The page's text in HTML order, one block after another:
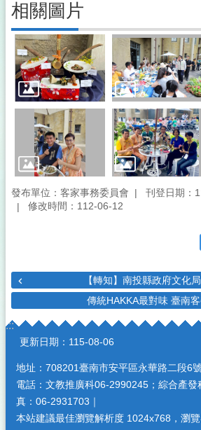
相關圖片
發布單位：客家事務委員會
刊登日期：
修改時間：112-06-12
【轉知】南投縣政府文化
傳統HAKKA最對味 臺南
:::
更新日期： 115-08-06
地址：708201臺南市安平區永華路二段6
電話：文教推廣科06-2990245；綜合產
真：06-2931703｜
本站建議最佳瀏覽解析度 1024x768，瀏